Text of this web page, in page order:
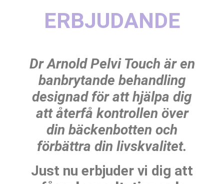
ERBJUDANDE
Dr Arnold Pelvi Touch är en
banbrytande behandling
designad för att hjälpa dig
att återfå kontrollen över
din bäckenbotten och
förbättra din livskvalitet.
Just nu erbjuder vi dig att